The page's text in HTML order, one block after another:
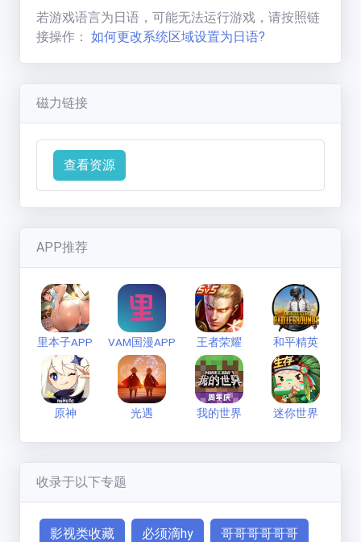
联系方式
若游戏语言为日语，可能无法运行游戏，请按照链
接操作： 如何更改系统区域设置为日语?
磁力链接
查看资源
APP推荐
里本子APP VAM国漫APP 王者荣耀 和平精英
原神 光遇 我的世界 迷你世界
收录于以下专题
影视类收藏 必须滴hy 哥哥哥哥哥哥